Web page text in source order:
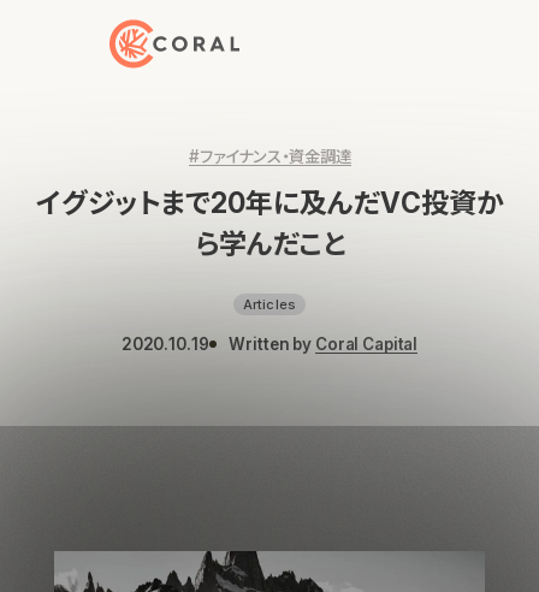
トップページへ戻る
#ファイナンス・資金調達
イグジットまで20年に及んだVC投資か
ら学んだこと
Articles
2020.10.19 Written by Coral Capital